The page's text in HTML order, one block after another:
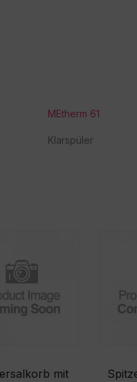
MEtherm 61
Klarspüler
mit